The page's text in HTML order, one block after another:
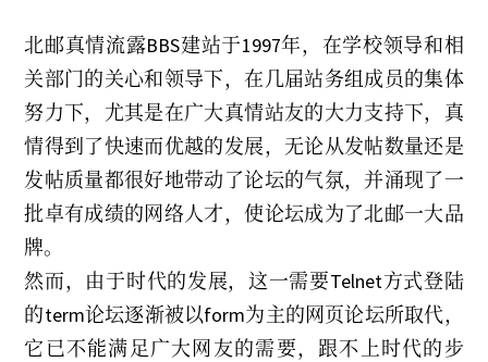
北邮真情流露BBS建站于1997年，在学校领导和相
关部门的关心和领导下，在几届站务组成员的集体
努力下，尤其是在广大真情站友的大力支持下，真
情得到了快速而优越的发展，无论从发帖数量还是
发帖质量都很好地带动了论坛的气氛，并涌现了一
批卓有成绩的网络人才，使论坛成为了北邮一大品
牌。
然而，由于时代的发展，这一需要Telnet方式登陆
的term论坛逐渐被以form为主的网页论坛所取代，
它已不能满足广大网友的需要，跟不上时代的步